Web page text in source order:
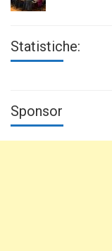
Statistiche:
Sponsor